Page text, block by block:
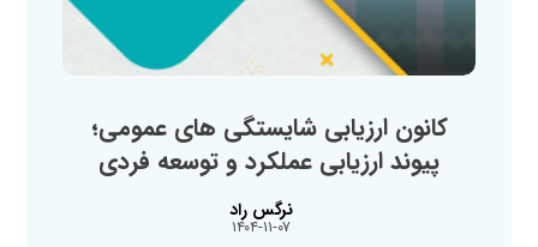
کانون ارزیابی شایستگی‌ های عمومی؛
پیوند ارزیابی عملکرد و توسعه فردی
نرگس راد
۱۴۰۴-۱۱-۰۷